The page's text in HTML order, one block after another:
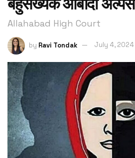
बहुसंख्यक आबादी
Allahabad High Court
by Ravi Tondak July 4, 2024